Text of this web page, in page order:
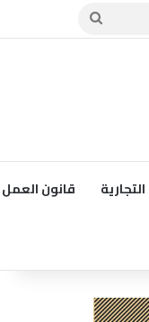
بحث
قانون العمل